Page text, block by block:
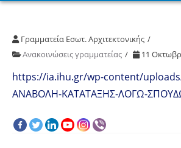
Τμήμα Εσωτ. Αρχιτεκτονικής
Γραμματεία Εσωτ. Αρχιτεκτονικής
Ανακοινώσεις γραμματείας
11
https://ia.ihu.gr/wp-content/
ΑΝΑΒΟΛΗ-ΚΑΤΑΤΑΞΗΣ-ΛΟΓΩ-